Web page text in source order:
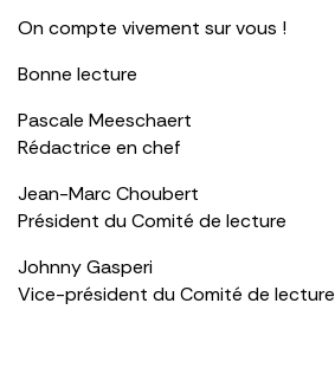
On compte vivement sur vous !
Bonne lecture
Pascale Meeschaert
Rédactrice en chef
Jean-Marc Choubert
Président du Comité de lecture
Johnny Gasperi
Vice-président du Comité de lecture